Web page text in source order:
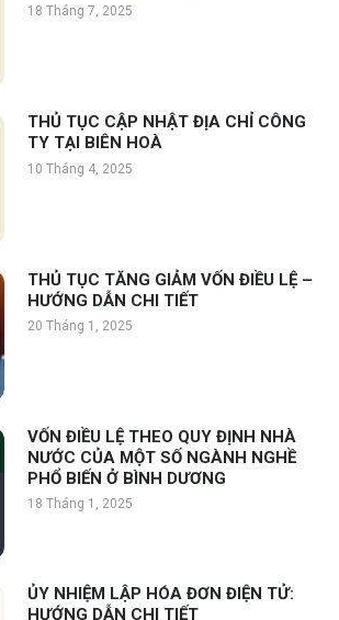
18 Tháng 7, 2025
THỦ TỤC CẬP NHẬT ĐỊA CHỈ CÔNG
TY TẠI BIÊN HOÀ
10 Tháng 4, 2025
THỦ TỤC TĂNG GIẢM VỐN ĐIỀU LỆ –
HƯỚNG DẪN CHI TIẾT
20 Tháng 1, 2025
VỐN ĐIỀU LỆ THEO QUY ĐỊNH NHÀ
NƯỚC CỦA MỘT SỐ NGÀNH NGHỀ
PHỔ BIẾN Ở BÌNH DƯƠNG
18 Tháng 1, 2025
ỦY NHIỆM LẬP HÓA ĐƠN ĐIỆN TỬ:
HƯỚNG DẪN CHI TIẾT